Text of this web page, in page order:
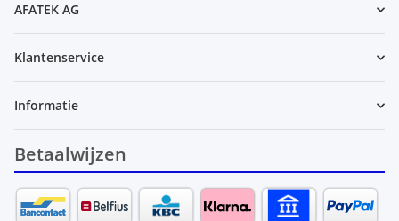
AFATEK AG
Klantenservice
Informatie
Betaalwijzen